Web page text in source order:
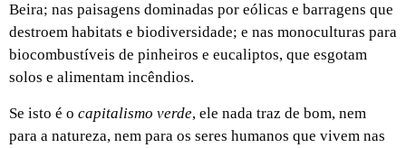
Beira; nas paisagens dominadas por eólicas e barragens que
destroem habitats e biodiversidade; e nas monoculturas para
biocombustíveis de pinheiros e eucaliptos, que esgotam
solos e alimentam incêndios.
Se isto é o capitalismo verde, ele nada traz de bom, nem
para a natureza, nem para os seres humanos que vivem nas